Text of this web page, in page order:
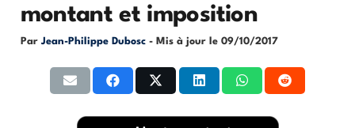
montant et imposition
Par Jean-Philippe Dubosc - Mis à jour le 09/10/2017